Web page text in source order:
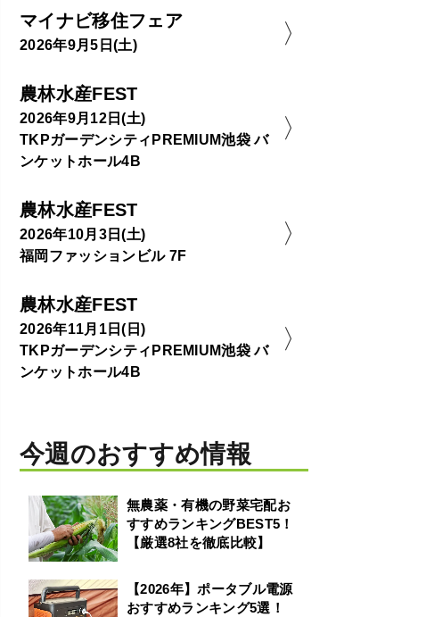
マイナビ移住フェア
2026年9月5日(土)
農林水産FEST
2026年9月12日(土)
TKPガーデンシティPREMIUM池袋 バ
ンケットホール4B
農林水産FEST
2026年10月3日(土)
福岡ファッションビル 7F
農林水産FEST
2026年11月1日(日)
TKPガーデンシティPREMIUM池袋 バ
ンケットホール4B
今週のおすすめ情報
無農薬・有機の野菜宅配お
すすめランキングBEST5！
【厳選8社を徹底比較】
【2026年】ポータブル電源
おすすめランキング5選！